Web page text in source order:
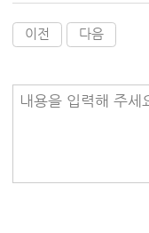
이전 다음
내용을 입력해 주세